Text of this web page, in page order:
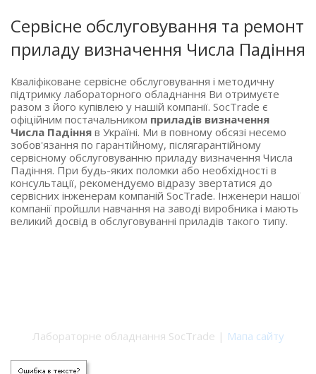
Сервісне обслуговування та ремонт
приладу визначення Числа Падіння
Кваліфіковане сервісне обслуговування і методичну
підтримку лабораторного обладнання Ви отримуєте
разом з його купівлею у нашій компанії. SocTrade є
офіційним постачальником приладів визначення
Числа Падіння в Україні. Ми в повному обсязі несемо
зобов'язання по гарантійному, післягарантійному
сервісному обслуговуванню приладу визначення Числа
Падіння. При будь-яких поломки або необхідності в
консультації, рекомендуємо відразу звертатися до
сервісних інженерам компаній SocTrade. Інженери нашої
компанії пройшли навчання на заводі виробника і мають
великий досвід в обслуговуванні приладів такого типу.
Лабораторне обладнання SocTrade | Мапа сайту